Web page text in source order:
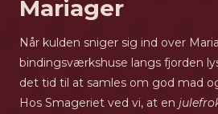
Mariager
Når kulden sniger sig ind over
bindingsværkshuse langs fjorden
det tid til at samles om god mad
Hos Smageriet ved vi, at en